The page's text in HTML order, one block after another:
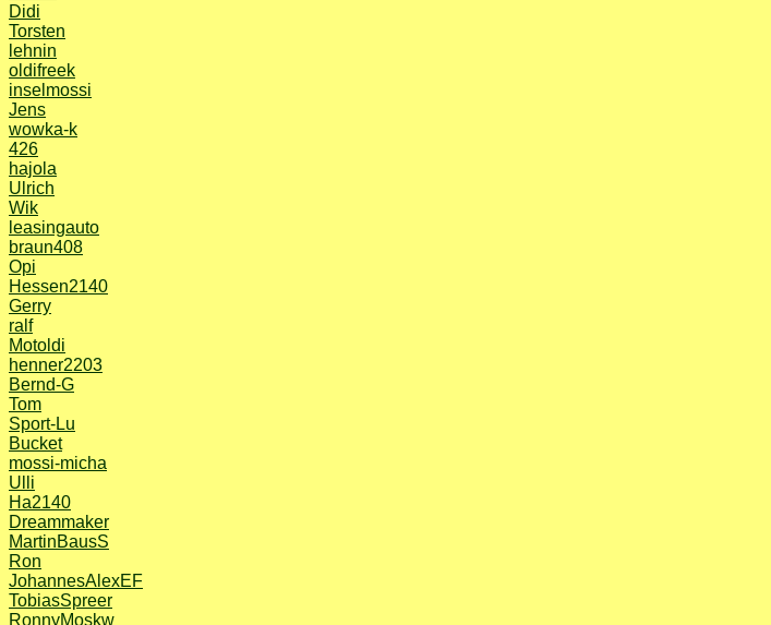
Didi
Torsten
lehnin
oldifreek
inselmossi
Jens
wowka-k
426
hajola
Ulrich
Wik
leasingauto
braun408
Opi
Hessen2140
Gerry
ralf
Motoldi
henner2203
Bernd-G
Tom
Sport-Lu
Bucket
mossi-micha
Ulli
Ha2140
Dreammaker
MartinBausS
Ron
JohannesAlexEF
TobiasSpreer
RonnyMoskw